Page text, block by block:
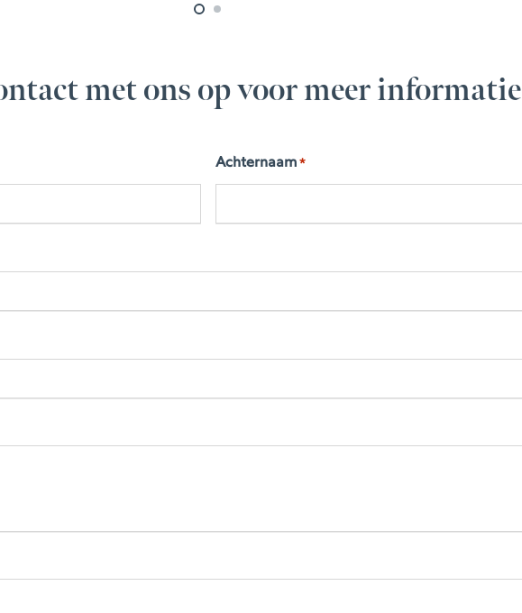
met ons op voor meer informatie
Achternaam *